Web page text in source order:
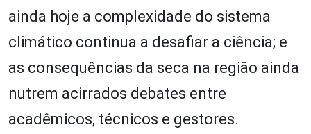
ainda hoje a complexidade do sistema
climático continua a desafiar a ciência; e
as consequências da seca na região ainda
nutrem acirrados debates entre
acadêmicos, técnicos e gestores.